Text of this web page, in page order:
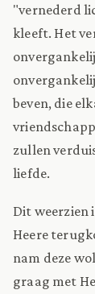
"vernederd
kleeft. Het
beven, die
zullen
liefde.
Dit weerzien
Heere
nam deze
graag met